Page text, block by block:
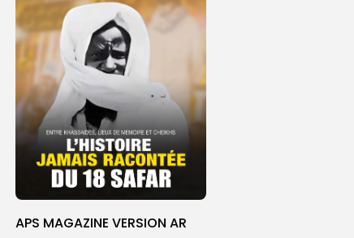
APS MAGAZINE VERSION AR